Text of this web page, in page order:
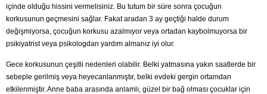
içinde olduğu hissini vermelisiniz. Bu tutum bir süre sonra çocuğun
korkusunun geçmesini sağlar. Fakat aradan 3 ay geçtiği halde durum
değişmiyorsa, çocuğun korkusu azalmıyor veya ortadan kaybolmuyorsa bir
psikiyatrist veya psikologdan yardım almanız iyi olur.
Gece korkusunun çeşitli nedenleri olabilir. Belki yatmasına yakın saatlerde bir
sebeple gerilmiş veya heyecanlanmıştır, belki evdeki gergin ortamdan
etkilenmiştir. Anne baba arasında anlamlı, güzel bir bağ olması çocuklar için